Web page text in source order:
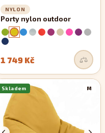
NYLON
Porty nylon outdoor
1 749 Kč
M
Skladem